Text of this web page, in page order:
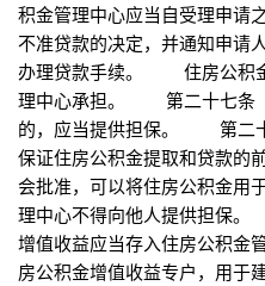
积金管理中心应当自受理申请
不准贷款的决定，并通知申请
办理贷款手续。 住房公积金
理中心承担。 第二十七条
的，应当提供担保。 第二
保证住房公积金提取和贷款的
会批准，可以将住房公积金
理中心不得向他人提供担
增值收益应当存入住房公积金
房公积金增值收益专户，用于